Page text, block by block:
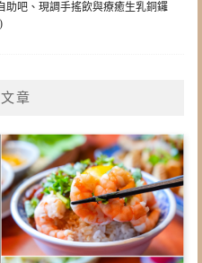
助吧、現調手搖飲與療癒生乳銅鑼
章